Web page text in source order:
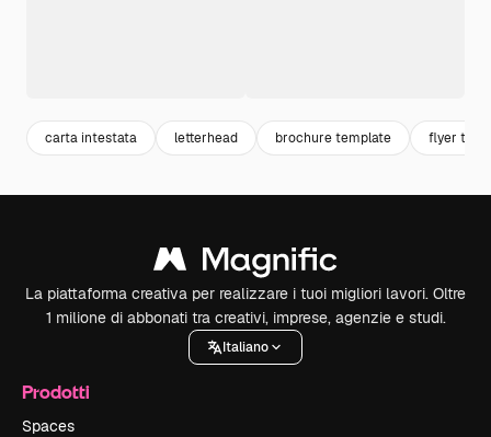
carta intestata letterhead brochure template flyer
La piattaforma creativa per realizzare i tuoi migliori lavori. Oltre
1 milione di abbonati tra creativi, imprese, agenzie e studi.
Italiano
Prodotti
Spaces